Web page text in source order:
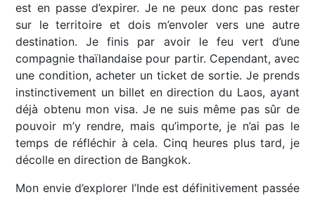
est en passe d’expirer. Je ne peux donc pas rester
sur le territoire et dois m’envoler vers une autre
destination. Je finis par avoir le feu vert d’une
compagnie thaïlandaise pour partir. Cependant, avec
une condition, acheter un ticket de sortie. Je prends
instinctivement un billet en direction du Laos, ayant
déjà obtenu mon visa. Je ne suis même pas sûr de
pouvoir m’y rendre, mais qu’importe, je n’ai pas le
temps de réfléchir à cela. Cinq heures plus tard, je
décolle en direction de Bangkok.
Mon envie d’explorer l’Inde est définitivement passée